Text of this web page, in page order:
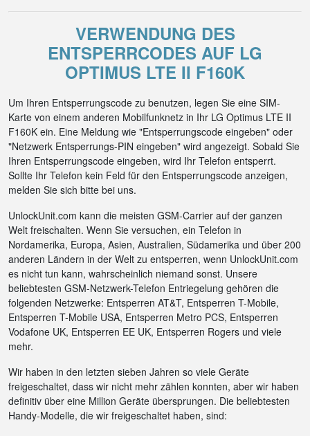
VERWENDUNG DES
ENTSPERRCODES AUF LG
OPTIMUS LTE II F160K
Um Ihren Entsperrungscode zu benutzen, legen Sie eine SIM-
Karte von einem anderen Mobilfunknetz in Ihr LG Optimus LTE II
F160K ein. Eine Meldung wie "Entsperrungscode eingeben" oder
"Netzwerk Entsperrungs-PIN eingeben" wird angezeigt. Sobald Sie
Ihren Entsperrungscode eingeben, wird Ihr Telefon entsperrt.
Sollte Ihr Telefon kein Feld für den Entsperrungscode anzeigen,
melden Sie sich bitte bei uns.
UnlockUnit.com kann die meisten GSM-Carrier auf der ganzen
Welt freischalten. Wenn Sie versuchen, ein Telefon in
Nordamerika, Europa, Asien, Australien, Südamerika und über 200
anderen Ländern in der Welt zu entsperren, wenn UnlockUnit.com
es nicht tun kann, wahrscheinlich niemand sonst. Unsere
beliebtesten GSM-Netzwerk-Telefon Entriegelung gehören die
folgenden Netzwerke: Entsperren AT&T, Entsperren T-Mobile,
Entsperren T-Mobile USA, Entsperren Metro PCS, Entsperren
Vodafone UK, Entsperren EE UK, Entsperren Rogers und viele
mehr.
Wir haben in den letzten sieben Jahren so viele Geräte
freigeschaltet, dass wir nicht mehr zählen konnten, aber wir haben
definitiv über eine Million Geräte übersprungen. Die beliebtesten
Handy-Modelle, die wir freigeschaltet haben, sind: